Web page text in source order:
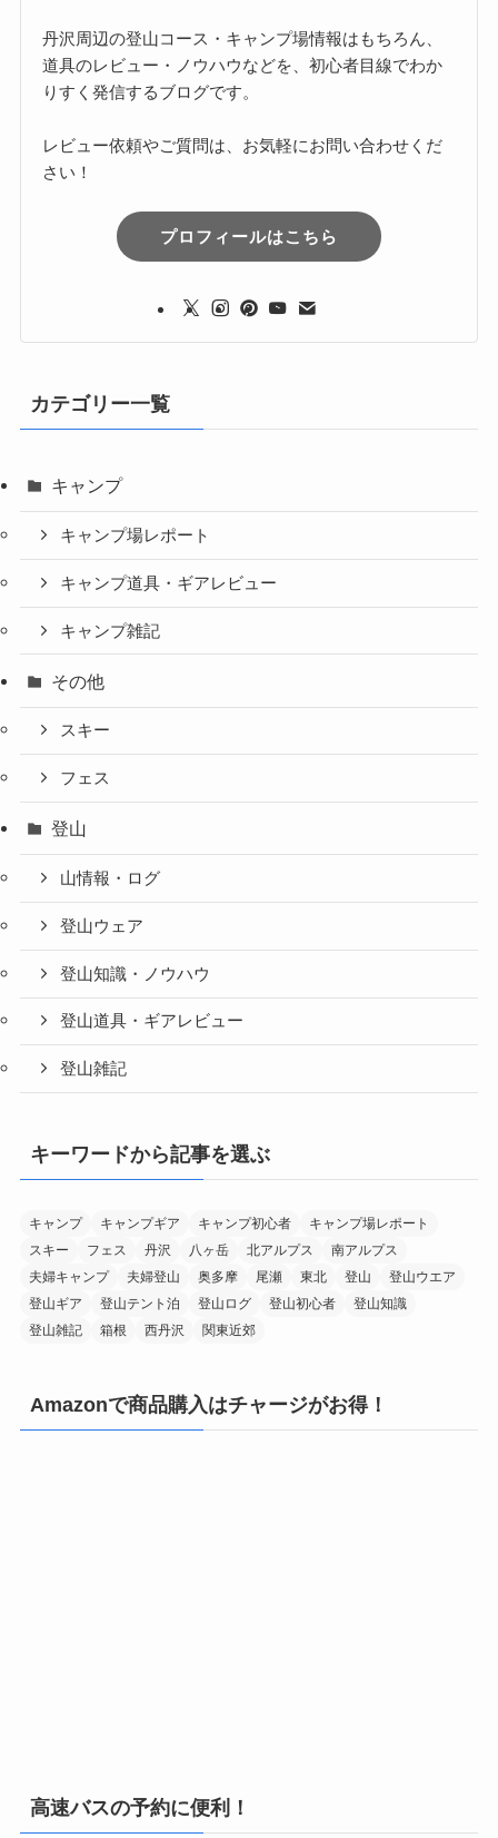
丹沢周辺の登山コース・キャンプ場情報はもちろん、
道具のレビュー・ノウハウなどを、初心者目線でわか
りすく発信するブログです。
レビュー依頼やご質問は、お気軽にお問い合わせくだ
さい！
プロフィールはこちら
カテゴリー一覧
キャンプ
キャンプ場レポート
キャンプ道具・ギアレビュー
キャンプ雑記
その他
スキー
フェス
登山
山情報・ログ
登山ウェア
登山知識・ノウハウ
登山道具・ギアレビュー
登山雑記
キーワードから記事を選ぶ
キャンプ キャンプギア キャンプ初心者
キャンプ場レポート
スキー
フェス 丹沢 八ヶ岳 北アルプス
南アルプス
夫婦キャンプ
夫婦登山 奥多摩 尾瀬 東北 登山
登山ウエア
登山ギア
登山テント泊 登山ログ 登山初心者
登山知識
登山雑記
箱根 西丹沢 関東近郊
Amazonで商品購入はチャージがお得！
高速バスの予約に便利！